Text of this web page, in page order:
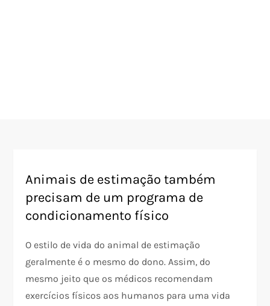
Animais de estimação também
precisam de um programa de
condicionamento físico
O estilo de vida do animal de estimação
geralmente é o mesmo do dono. Assim, do
mesmo jeito que os médicos recomendam
exercícios físicos aos humanos para uma vida